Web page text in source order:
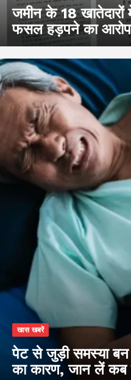
जमीन के 18
फसल हड़पने का
खास खबरें
पेट से जुड़ी समस्या
का कारण, जान लें कब